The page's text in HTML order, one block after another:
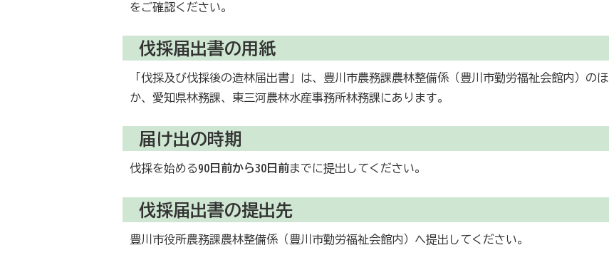
をご確認ください。
伐採届出書の用紙
「伐採及び伐採後の造林届出書」は、豊川市農務課農林整備係（豊川市勤労福祉会館内）のほ
か、愛知県林務課、東三河農林水産事務所林務課にあります。
届け出の時期
伐採を始める90日前から30日前までに提出してください。
伐採届出書の提出先
豊川市役所農務課農林整備係（豊川市勤労福祉会館内）へ提出してください。